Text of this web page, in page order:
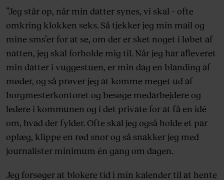
”Jeg står op, når min datter synes, vi skal – ofte
omkring klokken seks. Så tjekker jeg min mail og
mine sms’er for at se, om der er sket noget i løbet af
natten, jeg skal forholde mig til. Når jeg har afleveret
min datter i vuggestuen, er min dag en blanding af
møder, og så prøver jeg at komme meget ud af
borgmesterkontoret og besøge medarbejdere og
ledere i kommunen og i det private for at få en idé
om, hvad der fylder. Ofte skal jeg også holde et par
oplæg, klippe en rød snor og så snakker jeg med
journalister minimum én gang om dagen.
Jeg forsøger at blokere tid i min kalender til at hente